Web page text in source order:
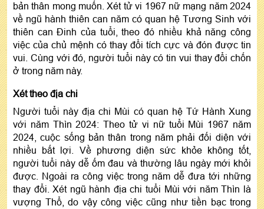
bản thân mong muốn. Xét tử vi 1967 nữ mạng năm 2024
về ngũ hành thiên can năm có quan hệ Tương Sinh với
thiên can Đinh của tuổi, theo đó nhiều khả năng công
việc của chủ mệnh có thay đổi tích cực và đón được tin
vui. Cùng với đó, người tuổi này có tin vui thay đổi chốn
ở trong năm này.
Xét theo địa chi
Người tuổi này địa chi Mùi có quan hệ Tứ Hành Xung
với năm Thìn 2024: Theo tử vi nữ tuổi Mùi 1967 năm
2024, cuộc sống bản thân trong năm phải đối diện với
nhiều bất lợi. Về phương diện sức khỏe không tốt,
người tuổi này dễ ốm đau và thường lâu ngày mới khỏi
được. Ngoài ra công việc trong năm dễ đưa tới những
thay đổi. Xét ngũ hành địa chi tuổi Mùi với năm Thìn là
vượng Thổ, do vậy công việc cũng như tiền bạc trong